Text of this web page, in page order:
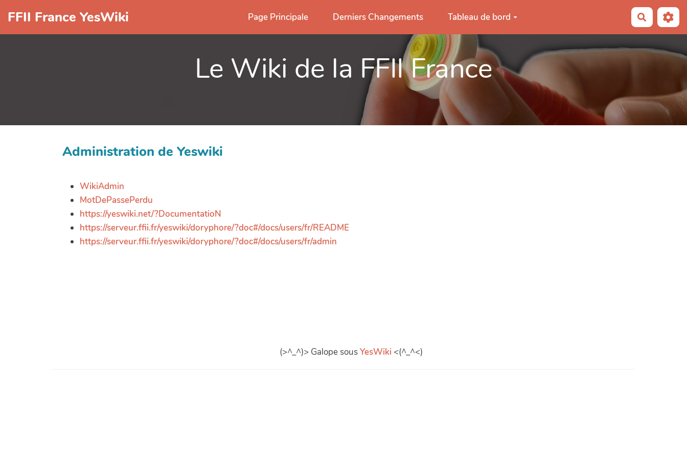
FFII France YesWiki Page Principale Derniers Changements Tableau de bord
Le Wiki de la FFII France
Administration de Yeswiki
WikiAdmin
MotDePassePerdu
https://yeswiki.net/?DocumentatioN
https://serveur.ffii.fr/yeswiki/doryphore/?doc#/docs/users/fr/README
https://serveur.ffii.fr/yeswiki/doryphore/?doc#/docs/users/fr/admin
(>^_^)> Galope sousYesWiki <(^_^<)